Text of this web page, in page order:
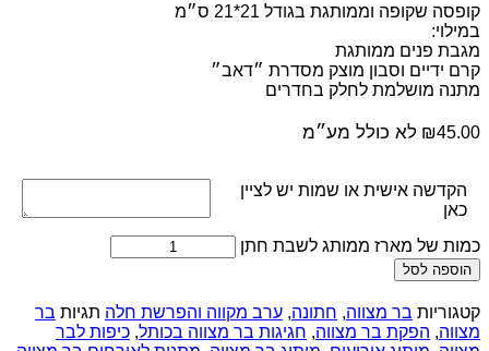
קופסה שקופה וממותגת בגודל 21*21 ס״מ
במילוי:
מגבת פנים ממותגת
קרם ידיים וסבון מוצק מסדרת ״דאב״
מתנה מושלמת לחלק בחדרים
₪45.00 לא כולל מע״מ
הקדשה אישית או שמות יש לציין
כאן
כמות של מארז ממותג לשבת חתן
הוספה לסל
קטגוריות בר מצווה, חתונה, ערב מקווה והפרשת חלה תגיות בר
מצווה, הפקת בר מצווה, חגיגות בר מצווה בכותל, כיפות לבר